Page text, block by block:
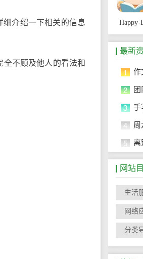
介绍一下相关的信息
不顾及他人的看法和
最新
1 作
2
3 手
4 周
5 离
网站
生活
网络
分类